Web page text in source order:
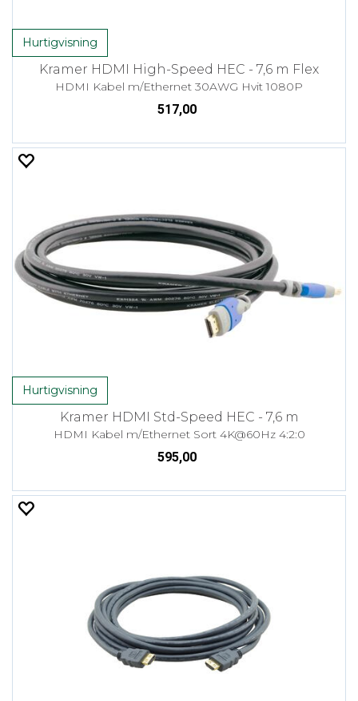
Hurtigvisning
Kramer HDMI High-Speed HEC - 7,6 m Flex
HDMI Kabel m/Ethernet 30AWG Hvit 1080P
517,00
Hurtigvisning
Kramer HDMI Std-Speed HEC - 7,6 m
HDMI Kabel m/Ethernet Sort 4K@60Hz 4:2:0
595,00